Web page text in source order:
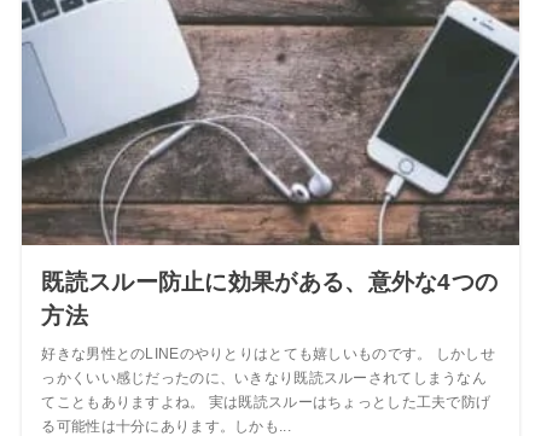
既読スルー防止に効果がある、意外な4つの
方法
好きな男性とのLINEのやりとりはとても嬉しいものです。 しかしせ
っかくいい感じだったのに、いきなり既読スルーされてしまうなん
てこともありますよね。 実は既読スルーはちょっとした工夫で防げ
る可能性は十分にあります。しかも...